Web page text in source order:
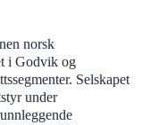
norsk
i Godvik og
Selskapet
under